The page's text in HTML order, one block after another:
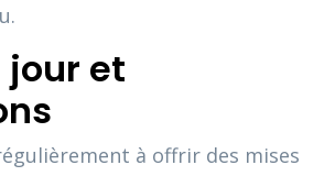
jour et
régulièrement à offrir des mises